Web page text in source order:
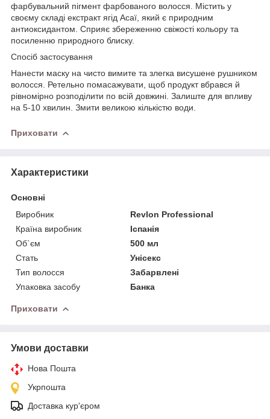
фарбувальний пігмент фарбованого волосся. Містить у
своєму складі екстракт ягід Асаї, який є природним
антиоксидантом. Сприяє збереженню свіжості кольору та
посиленню природного блиску.
Спосіб застосування
Нанести маску на чисто вимите та злегка висушене рушником
волосся. Ретельно помасажувати, щоб продукт вбрався й
рівномірно розподілити по всій довжині. Залиште для впливу
на 5-10 хвилин. Змити великою кількістю води.
Приховати
Характеристики
Основні
Виробник
Revlon Professional
Країна виробник
Іспанія
Об`єм
500 мл
Стать
Унісекс
Тип волосся
Забарвлені
Упаковка засобу
Банка
Приховати
Умови доставки
Нова Пошта
Укрпошта
Доставка кур'єром